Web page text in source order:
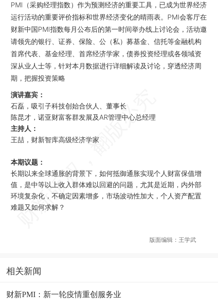
PMI（采购经理指数）作为预测经济的重要工具，已成为世界经济
运行活动的重要评价指标和世界经济变化的晴雨表。PMI会客厅在
财新中国PMI指数每月公布后的第一时间举办线上讨论会，活动邀
请领先的银行、证券、保险、公（私）募基金、信托等金融机构
首席代表、基金经理、首席经济学家，债券投资经理或各领域资
深从业人士等，针对本月数据进行详细解读及讨论，穿透经济周
期，把握投资策略
演讲嘉宾：
石磊，吸引子科技创始合伙人、董事长
陈昆才，诺亚财富客群发展及AR管理中心总经理
主持人：
王喆，财新智库高级经济学家
本期议题：
长期以来全球通胀的背景下，如何抵御通胀实现个人财富保值增
值，是中等以上收入群体难以回避的问题，尤其是近期，内外部
环境复杂化，不确定因素增多，市场波动性加大，个人资产配置
难题又如何求解？
版面编辑：王学武
相关新闻
财新PMI：新一轮疫情重创服务业